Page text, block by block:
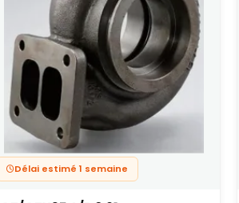
Délai estimé 1 semaine